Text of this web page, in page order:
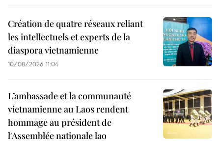
Création de quatre réseaux reliant
les intellectuels et experts de la
diaspora vietnamienne
10/08/2026 11:04
L’ambassade et la communauté
vietnamienne au Laos rendent
hommage au président de
l'Assemblée nationale lao